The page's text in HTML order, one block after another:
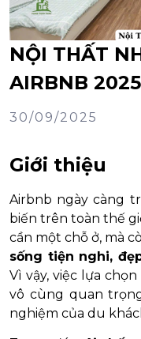
NỘI THẤT
AIRBNB 2025
30/09/2025
Giới thiệu
Airbnb ngày càng
biến trên toàn thế
cần một chỗ ở, mà
sống tiện nghi,
Vì vậy, việc lựa
vô cùng quan
nghiệm của du